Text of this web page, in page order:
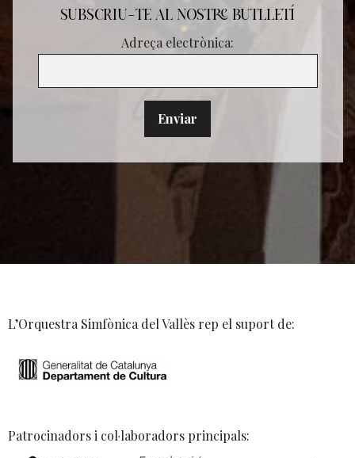
SUBSCRIU-TE AL NOSTRE BUTLLETÍ
Adreça electrònica:
L’Orquestra Simfònica del Vallès rep el suport de:
Patrocinadors i col·laboradors principals: